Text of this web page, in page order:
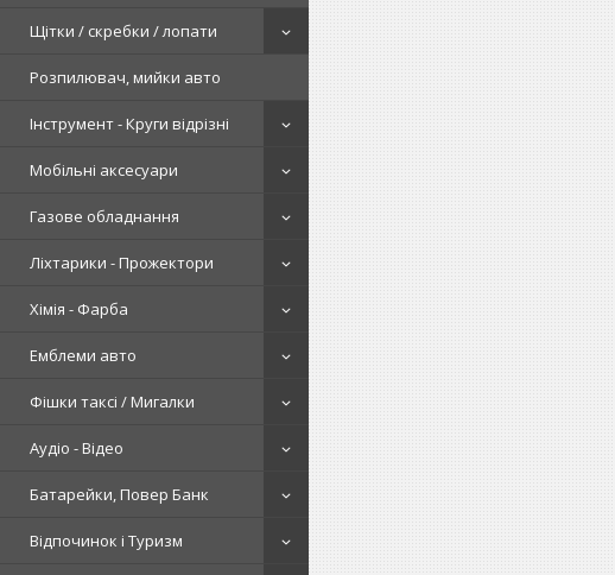
Щітки / скребки / лопати
Розпилювач, мийки авто
Інструмент - Круги відрізні
Мобільні аксесуари
Газове обладнання
Ліхтарики - Прожектори
Хімія - Фарба
Емблеми авто
Фішки таксі / Мигалки
Аудіо - Відео
Батарейки, Повер Банк
Відпочинок і Туризм